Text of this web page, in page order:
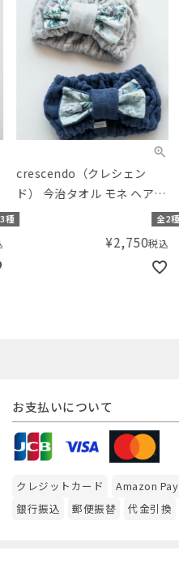
crescendo（クレシェン
ド） 今治タオル モネ ヘアバ
ンド
全2種
2,750税込
お支払いについて
クレジットカード Amazon Pay
銀行振込
郵便振替 代金引換